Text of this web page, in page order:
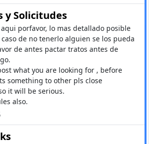
y Solicitudes
porfavor, lo mas detallado posible
de no tenerlo alguien se los pueda
de antes pactar tratos antes de
what you are looking for , before
something to other pls close
it will be serious.
also.